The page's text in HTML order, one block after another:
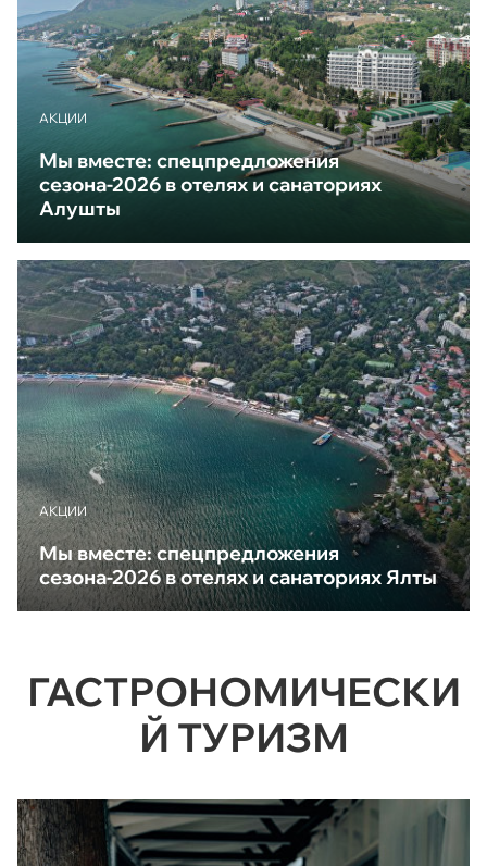
АКЦИИ
Мы вместе: спецпредложения
сезона-2026 в отелях и санаториях
Алушты
АКЦИИ
Мы вместе: спецпредложения
сезона-2026 в отелях и санаториях Ялты
ГАСТРОНОМИЧЕСКИ
Й ТУРИЗМ